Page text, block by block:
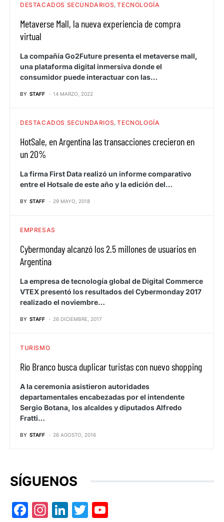
DESTACADOS SECUNDARIOS TECNOLOGÍA
Metaverse Mall, la nueva experiencia de compra
virtual
La compañía Go2Future presenta el metaverse mall,
una plataforma digital inmersiva donde el
consumidor puede interactuar con las…
BY STAFF 14 MARZO, 2022
DESTACADOS SECUNDARIOS TECNOLOGÍA
HotSale, en Argentina las transacciones crecieron en
un 20%
La firma First Data realizó un informe comparativo
entre el Hotsale de este año y la edición del…
BY STAFF 29 MAYO, 2018
EMPRESAS
Cybermonday alcanzó los 2.5 millones de usuarios en
Argentina
La empresa de tecnología global de Digital Commerce
VTEX presentó los resultados del Cybermonday 2017
realizado el noviembre…
BY STAFF 26 DICIEMBRE, 2017
TURISMO
Río Branco busca duplicar turistas con nuevo shopping
A la ceremonia asistieron autoridades
departamentales encabezadas por el intendente
Sergio Botana, los alcaldes y diputados Alfredo
Fratti…
BY STAFF 26 AGOSTO, 2016
SÍGUENOS
Facebook
Instagram
LinkedIn
Twitter